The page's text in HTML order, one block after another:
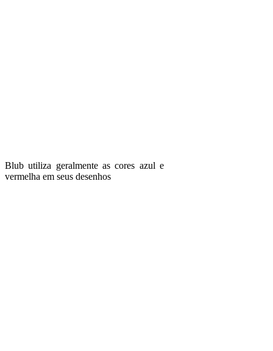
Blub utiliza geralmente as cores azul e
vermelha em seus desenhos